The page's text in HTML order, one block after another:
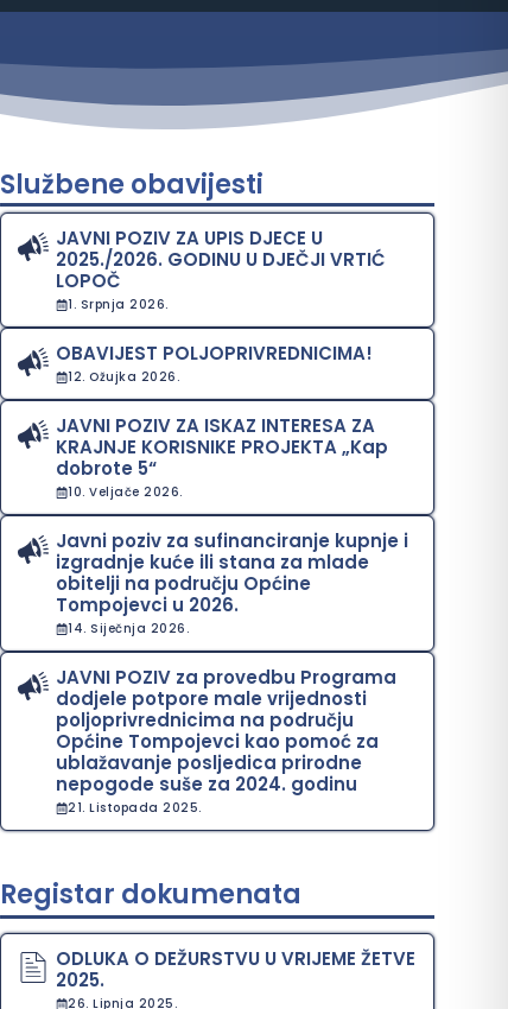
Službene obavijesti
JAVNI POZIV ZA UPIS DJECE U
2025./2026. GODINU U DJEČJI VRTIĆ
LOPOČ
1. Srpnja 2026.
OBAVIJEST POLJOPRIVREDNICIMA!
12. Ožujka 2026.
JAVNI POZIV ZA ISKAZ INTERESA ZA
KRAJNJE KORISNIKE PROJEKTA „Kap
dobrote 5“
10. Veljače 2026.
Javni poziv za sufinanciranje kupnje i
izgradnje kuće ili stana za mlade
obitelji na području Općine
Tompojevci u 2026.
14. Siječnja 2026.
JAVNI POZIV za provedbu Programa
dodjele potpore male vrijednosti
poljoprivrednicima na području
Općine Tompojevci kao pomoć za
ublažavanje posljedica prirodne
nepogode suše za 2024. godinu
21. Listopada 2025.
Registar dokumenata
ODLUKA O DEŽURSTVU U VRIJEME ŽETVE
2025.
26. Lipnja 2025.